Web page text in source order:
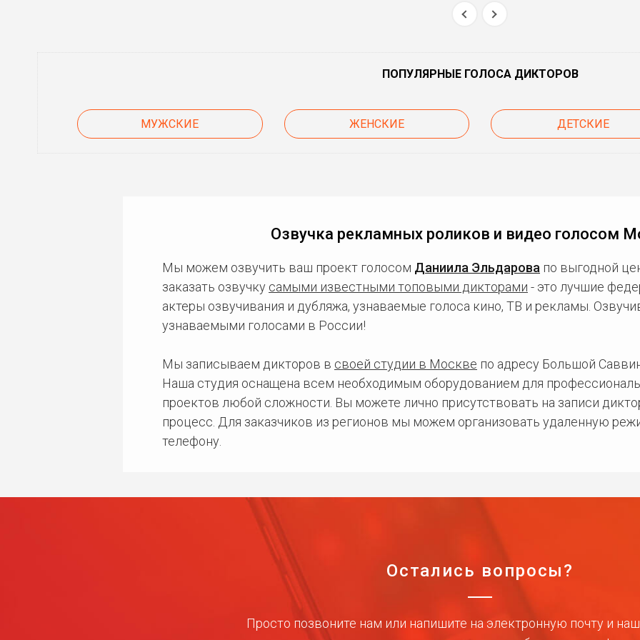
ПОПУЛЯРНЫЕ ГОЛОСА ДИКТОРОВ
МУЖСКИЕ ЖЕНСКИЕ ДЕТСКИЕ
Озвучка рекламных роликов и видео голосом
Мы можем озвучить ваш проект голосом Даниила Эльдарова по выгодной
заказать озвучку самыми известными топовыми дикторами - это лучшие
актеры озвучивания и дубляжа, узнаваемые голоса кино, ТВ и рекламы.
узнаваемыми голосами в России!
Мы записываем дикторов в своей студии в Москве по адресу Большой
Наша студия оснащена всем необходимым оборудованием для
проектов любой сложности. Вы можете лично присутствовать на записи
процесс. Для заказчиков из регионов мы можем организовать удаленную
телефону.
Остались вопросы?
Просто позвоните нам или напишите на электронную почту и